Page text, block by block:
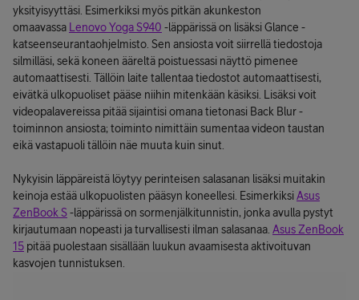
yksityisyyttäsi. Esimerkiksi myös pitkän akunkeston
omaavassa Lenovo Yoga S940 -läppärissä on lisäksi Glance -
katseenseurantaohjelmisto. Sen ansiosta voit siirrellä tiedostoja
silmilläsi, sekä koneen ääreltä poistuessasi näyttö pimenee
automaattisesti. Tällöin laite tallentaa tiedostot automaattisesti,
eivätkä ulkopuoliset pääse niihin mitenkään käsiksi. Lisäksi voit
videopalavereissa pitää sijaintisi omana tietonasi Back Blur -
toiminnon ansiosta; toiminto nimittäin sumentaa videon taustan
eikä vastapuoli tällöin näe muuta kuin sinut.
Nykyisin läppäreistä löytyy perinteisen salasanan lisäksi muitakin
keinoja estää ulkopuolisten pääsyn koneellesi. EsimerkiksiAsus
ZenBook S-läppärissä on sormenjälkitunnistin, jonka avulla pystyt
kirjautumaan nopeasti ja turvallisesti ilman salasanaa. Asus ZenBook
15 pitää puolestaan sisällään luukun avaamisesta aktivoituvan
kasvojen tunnistuksen.